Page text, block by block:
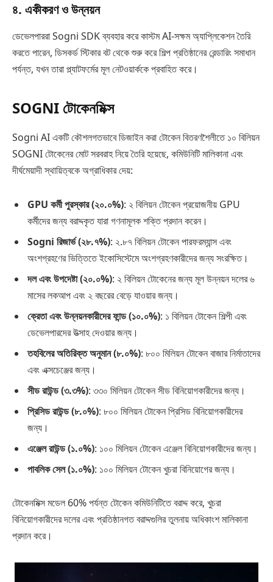
৪. একীকরণ ও উন্নয়ন
ডেভেলপাররা Sogni SDK ব্যবহার করে কাস্টম AI-সক্ষম অ্যাপ্লিকেশন তৈরি
করতে পারেন, ডিসকর্ড স্টিকার বট থেকে শুরু করে শিল্প প্রতিষ্ঠানের রেন্ডারিং সমাধান
পর্যন্ত, যখন তারা প্ল্যাটফর্মের মূল নেটওয়ার্ককে প্রবাহিত করে।
SOGNI টোকেনমিক্স
Sogni AI একটি কৌশলগতভাবে ডিজাইন করা টোকেন বিতরণশৈলীতে ১০ বিলিয়ন
SOGNI টোকেনের মোট সরবরাহ নিয়ে তৈরি হয়েছে, কমিউনিটি মালিকানা এবং
দীর্ঘমেয়াদী স্থায়িত্বকে অগ্রাধিকার দেয়:
GPU কর্মী পুরস্কার (২০.০%): ২ বিলিয়ন টোকেন প্রয়োজনীয় GPU
কর্মীদের জন্য বরাদ্দকৃত যারা গণনামূলক শক্তি প্রদান করেন।
Sogni রিজার্ভ (২৮.৭%): ২.৮৭ বিলিয়ন টোকেন পারফরম্যান্স এবং
অংশগ্রহণের ভিত্তিতে ইকোসিস্টেমে অংশগ্রহণকারীদের জন্য সংরক্ষিত।
দল এবং উপদেষ্টা (২০.০%): ২ বিলিয়ন টোকেনের জন্য মূল উন্নয়ন দলের ৬
মাসের লকআপ এবং ২ বছরের বেড়ে যাওয়ার জন্য।
ক্রেতা এবং উন্নয়নকারীদের ফান্ড (১০.০%): ১ বিলিয়ন টোকেন শিল্পী এবং
ডেভেলপারদের উত্সাহ দেওয়ার জন্য।
তহবিলের অতিরিক্ত অনুমান (৮.০%): ৮০০ মিলিয়ন টোকেন বাজার নির্মাতাদের
এবং এক্সচেঞ্জের জন্য।
সীড রাউন্ড (৩.৩%): ৩৩০ মিলিয়ন টোকেন সীড বিনিয়োগকারীদের জন্য।
প্রিসিড রাউন্ড (৮.০%): ৮০০ মিলিয়ন টোকেন প্রিসিড বিনিয়োগকারীদের
জন্য।
এঞ্জেল রাউন্ড (১.০%): ১০০ মিলিয়ন টোকেন এঞ্জেল বিনিয়োগকারীদের জন্য।
পাবলিক সেল (১.০%): ১০০ মিলিয়ন টোকেন খুচরা বিনিয়োগের জন্য।
টোকেনমিক্স মডেল 60% পর্যন্ত টোকেন কমিউনিটিতে বরাদ্দ করে, খুচরা
বিনিয়োগকারীদের দলের এবং প্রতিষ্ঠানগত বরাদ্দগুলির তুলনায় অধিকাংশ মালিকানা
প্রদান করে।